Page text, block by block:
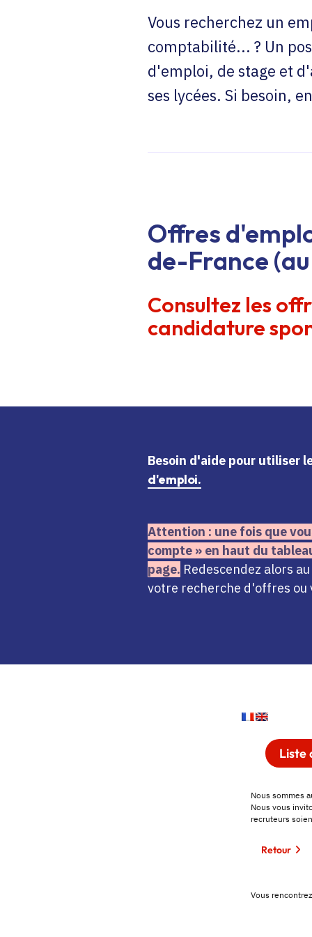
Vous recherchez un
comptabilité... ? Un
d'emploi, de stage et
ses lycées. Si besoin,
Offres
de-France
Consultez les
candidature
Besoin d'aide pour utiliser
d'emploi.
Attention : une fois que
compte » en haut du
page. Redescendez alors
votre recherche d'offres ou